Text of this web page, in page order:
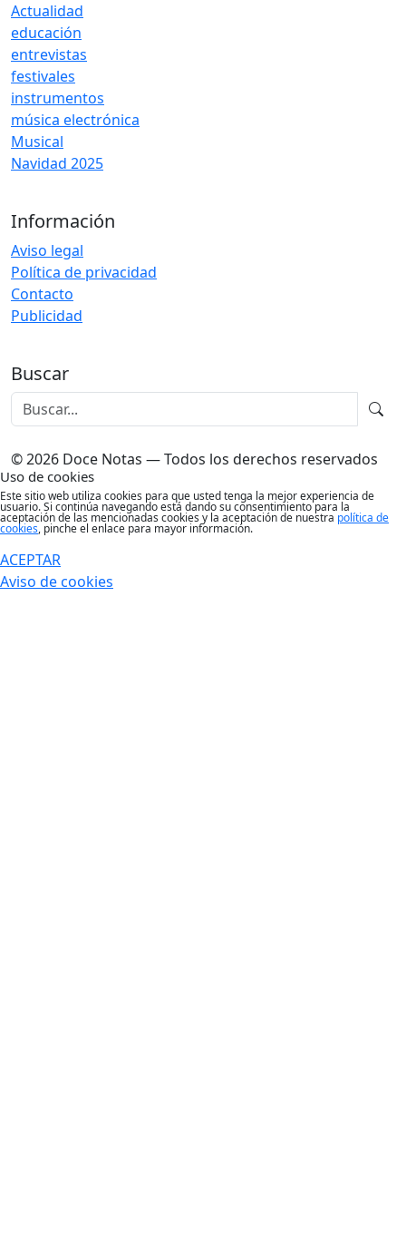
Actualidad
educación
entrevistas
festivales
instrumentos
música electrónica
Musical
Navidad 2025
Información
Aviso legal
Política de privacidad
Contacto
Publicidad
Buscar
© 2026 Doce Notas — Todos los derechos reservados
Uso de cookies
Este sitio web utiliza cookies para que usted tenga la mejor experiencia de
usuario. Si continúa navegando está dando su consentimiento para la
aceptación de las mencionadas cookies y la aceptación de nuestra política de
cookies, pinche el enlace para mayor información.
ACEPTAR
Aviso de cookies